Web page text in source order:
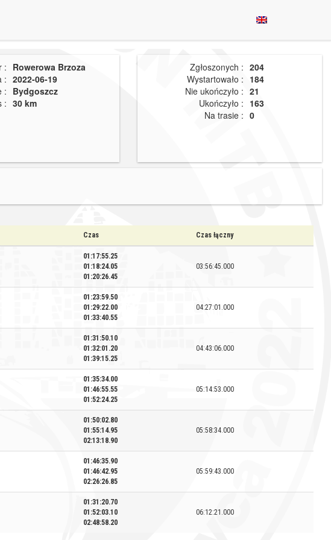
:
Rowerowa Brzoza
: 2022-06-19
:
Bydgoszcz
: 30 km
Zgłoszonych : 204
Wystartowało : 184
Nie ukończyło : 21
Ukończyło : 163
Na trasie : 0
Czas Czas łączny
01:17:55.25
01:18:24.05
01:20:26.45
03:56:45.000
01:23:59.50
01:29:22.00
01:33:40.55
04:27:01.000
01:31:50.10
01:32:01.20
01:39:15.25
04:43:06.000
01:35:34.00
01:46:55.55
01:52:24.25
05:14:53.000
01:50:02.80
01:55:14.95
02:13:18.90
05:58:34.000
01:46:35.90
01:46:42.95
02:26:26.85
05:59:43.000
01:31:20.70
01:52:03.10
02:48:58.20
06:12:21.000